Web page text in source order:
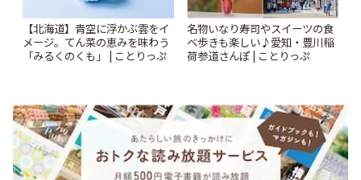
【北海道】青空に浮かぶ雲をイ
メージ。てん菜の恵みを味わう
「みるくのくも」 | ことりっぷ
名物いなり寿司やスイーツの食
べ歩きも楽しい♪愛知・豊川稲
荷参道さんぽ | ことりっぷ